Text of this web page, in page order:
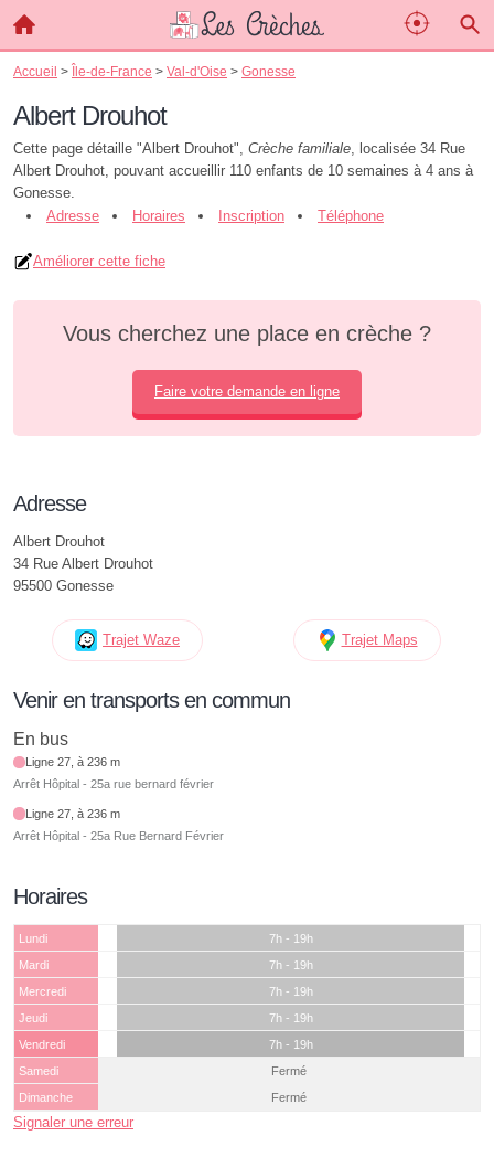
Accueil > Île-de-France > Val-d'Oise > Gonesse
Albert Drouhot
Cette page détaille "Albert Drouhot", Crèche familiale, localisée 34 Rue
Albert Drouhot, pouvant accueillir 110 enfants de 10 semaines à 4 ans à
Gonesse.
Adresse
Horaires Inscription Téléphone
Améliorer cette fiche
Vous cherchez une place en crèche ?
Faire votre demande en ligne
Adresse
Albert Drouhot
34 Rue Albert Drouhot
95500 Gonesse
Trajet Waze Trajet Maps
Venir en transports en commun
En bus
Ligne 27, à 236 m
Arrêt Hôpital - 25a rue bernard février
Ligne 27, à 236 m
Arrêt Hôpital - 25a Rue Bernard Février
Horaires
Lundi
7h - 19h
Mardi
7h - 19h
Mercredi
7h - 19h
Jeudi
7h - 19h
Vendredi
7h - 19h
Samedi
Fermé
Dimanche
Fermé
Signaler une erreur